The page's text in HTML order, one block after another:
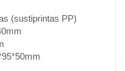
(sustiprintas PP)